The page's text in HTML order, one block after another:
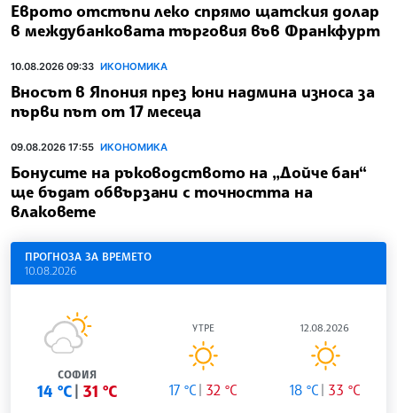
Еврото отстъпи леко спрямо щатския долар
в междубанковата търговия във Франкфурт
10.08.2026 09:33 ИКОНОМИКА
Вносът в Япония през юни надмина износа за
първи път от 17 месеца
09.08.2026 17:55 ИКОНОМИКА
Бонусите на ръководството на „Дойче бан“
ще бъдат обвързани с точността на
влаковете
ПРОГНОЗА ЗА ВРЕМЕТО
10.08.2026
СОФИЯ
14 °C 31 °C
УТРЕ
17 °C 32 °C
12.08.2026
18 °C 33 °C